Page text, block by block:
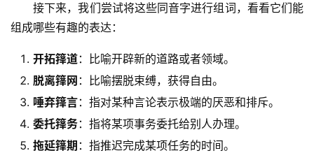
接下来，我们尝试将这些同音字进行组词，看看它们能
组成哪些有趣的表达：
开拓箨道：比喻开辟新的道路或者领域。
脱离箨网 ：比喻摆脱束缚，获得自由。
唾弃箨言：指对某种言论表示极端的厌恶和排斥。
委托箨务：指将某项事务委托给别人办理。
拖延箨期 ：指推迟完成某项任务的时间。